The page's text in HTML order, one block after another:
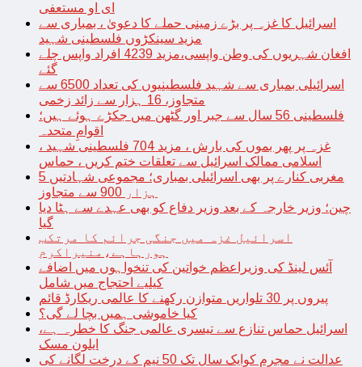
ای او مستعفی
اسرائیل کا غزہ پر بڑے زمینی حملے کا دعویٰ ، بمباری سے
مزید سینکڑوں فلسطینی شہید
افغان شہریوں کی وطن واپسی،مزید 4239 افراد واپس چلے
گئے
اسرائیلی بمباری سے شہید فلسطینیوں کی تعداد 6500 سے
متجاوز، 16 ہزار سے زائد زخمی
فلسطینی 56 سال سے جبر اور گٹھن میں جکڑے ہوئے ہیں؛
اقوامِ متحدہ
غزہ پر پھر بموں کی بارش ، مزید 704 فلسطینی شہید ،
اسلامی ممالک اسرائیل سے تعلقات ختم کریں ، حماس
مغربی کنارے پر بھی اسرائیلی بمباری؛ مجموعی شہادتیں 5
ہزار 900 سے متجاوز
چین؛ وزیر خارجہ کے بعد وزیر دفاع کو بھی عہدے سے ہٹا دیا
گیا
اسرائیل غزہ میں جنگی جرائم کا مرتکب
ہورہاہے،منیراکرم
آئس لینڈ کی وزیراعظم خواتین کی تنخواہوں میں اضافے
کیلیے احتجاج میں شامل
پیروں پر 30 تلواریں متوازن رکھنے کا عالمی ریکارڈ قائم
کیا خاموشی ہمیں بچا لے گی؟
اسرائیل حماس تنازع سے تیسری عالمی جنگ کا خطرہ ہے،
ایلون مسک
عدالت نے مجرم کوایک سال تک 50 نیم کے درخت لگانے کی